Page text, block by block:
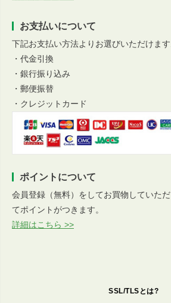
お支払いについて
下記お支払い方法よりお選びいただけます
・代金引換
・銀行振り込み
・郵便振替
・クレジットカード
ポイントについて
会員登録（無料）をしてお買物していた
てポイントがつきます。
詳細はこちら >>
SSL/TLSとは?